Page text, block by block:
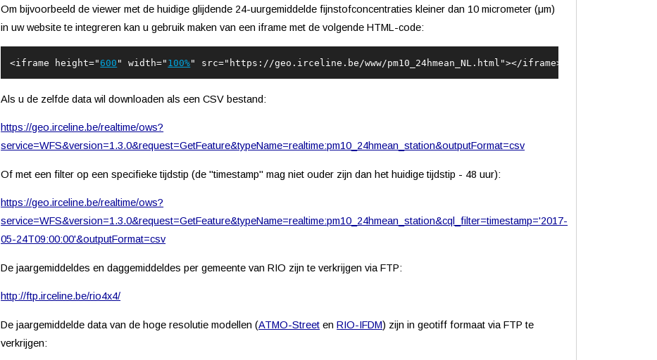
Om bijvoorbeeld de viewer met de huidige glijdende 24-uurgemiddelde fijnstofconcentraties kleiner dan 10 micrometer (μm)
in uw website te integreren kan u gebruik maken van een iframe met de volgende HTML-code:
<iframe height="600 " width=" 100%" src="https://geo.irceline.be/www/pm10_24hmean_NL.html"></iframe>
Als u de zelfde data wil downloaden als een CSV bestand:
https://geo.irceline.be/realtime/ows?
service=WFS&version=1.3.0&request=GetFeature&typeName=realtime:pm10_24hmean_station&outputFormat=csv
Of met een filter op een specifieke tijdstip (de "timestamp" mag niet ouder zijn dan het huidige tijdstip - 48 uur):
https://geo.irceline.be/realtime/ows?
service=WFS&version=1.3.0&request=GetFeature&typeName=realtime:pm10_24hmean_station&cql_filter=timestamp='2017-
05-24T09:00:00'&outputFormat=csv
De jaargemiddeldes en daggemiddeldes per gemeente van RIO zijn te verkrijgen via FTP:
http://ftp.irceline.be/rio4x4/
De jaargemiddelde data van de hoge resolutie modellen (ATMO-Street enRIO-IFDM) zijn in geotiff formaat via FTP te
verkrijgen: